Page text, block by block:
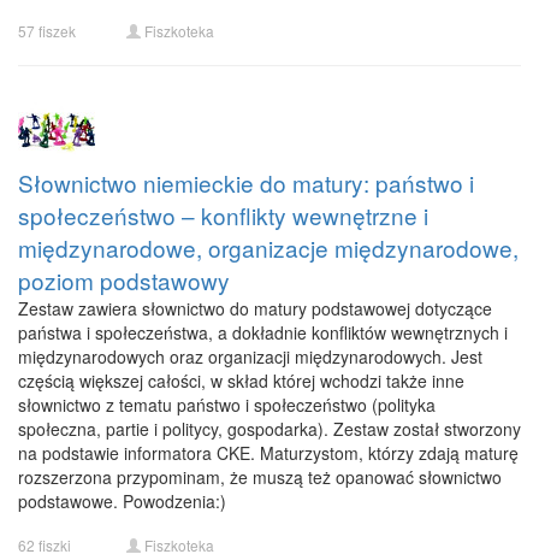
57 fiszek Fiszkoteka
Słownictwo niemieckie do matury: państwo i
społeczeństwo – konflikty wewnętrzne i
międzynarodowe, organizacje międzynarodowe,
poziom podstawowy
Zestaw zawiera słownictwo do matury podstawowej dotyczące
państwa i społeczeństwa, a dokładnie konfliktów wewnętrznych i
międzynarodowych oraz organizacji międzynarodowych. Jest
częścią większej całości, w skład której wchodzi także inne
słownictwo z tematu państwo i społeczeństwo (polityka
społeczna, partie i politycy, gospodarka). Zestaw został stworzony
na podstawie informatora CKE. Maturzystom, którzy zdają maturę
rozszerzona przypominam, że muszą też opanować słownictwo
podstawowe. Powodzenia:)
62 fiszki Fiszkoteka